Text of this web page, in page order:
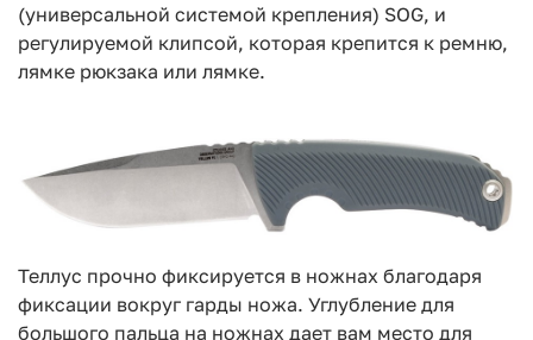
(универсальной системой крепления) SOG, и
регулируемой клипсой, которая крепится к ремню,
лямке рюкзака или лямке.
Теллус прочно фиксируется в ножнах благодаря
фиксации вокруг гарды ножа. Углубление для
большого пальца на ножнах дает вам место для